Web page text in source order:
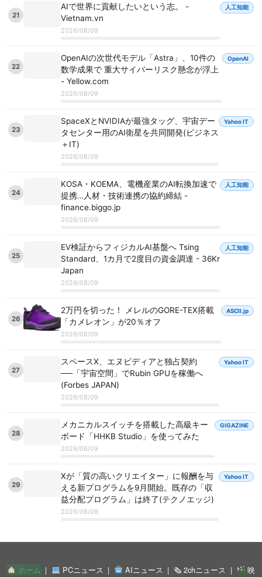
21
AIで世界に貢献したいという志。 -
Vietnam.vn
2026/08/09
人工知能
22
OpenAIの次世代モデル「Astra」、10件の
数学成果で 重大サイバーリスク懸念が浮上
- Yellow.com
2026/08/09
OpenAI
23
SpaceXとNVIDIAが最強タッグ、宇宙デー
タセンター用のAI衛星を共同開発(ビジネス
＋IT)
2026/08/09
Yahoo IT
24
KOSA・KOEMA、電機産業のAI転換加速で
提携…人材・技術連携の協約締結 -
finance.biggo.jp
2026/08/09
人工知能
25
EV検証からフィジカルAI基盤へ Tsing
Standard、1カ月で2度目の資金調達 - 36Kr
Japan
2026/08/09
人工知能
26
2万円を切った！ メレルのGORE-TEX搭載
「カメレオン」が20％オフ
2026/08/09
ASCII.jp
27
スペースX、エヌビディアと独占契約
──「宇宙空間」でRubin GPUを稼働へ
(Forbes JAPAN)
2026/08/09
Yahoo IT
28
メカニカルスイッチを搭載した高級キー
ボード「HHKB Studio」を使ってみた
2026/08/09
GIGAZINE
29
Xが「質の高いクリエイター」に報酬を与
える新プログラムを9月開始。既存の「収
益分配プログラム」は終了(テクノエッジ)
2026/08/09
Yahoo IT
ホーム PCニュース AIニュース 🗞 2chニュース 映